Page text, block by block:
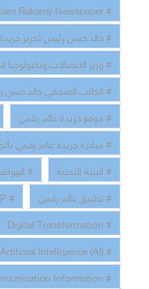
# Alam Rakamy Newspaper
# خالد حسن رئيس تحرير
# وزير الاتصالات وتكنولوجيا
# الكاتب الصحفي خالد حسن
# موقع جريدة عالم رقمي
# مبادرة جريدة عالم رقمي
# البنية التحتية
#
# تطبيق عالم رقمي
# Alam Rakamy APP
# Digital Transformation
# Artificial Intelligence (AI)
# technology and communication Information